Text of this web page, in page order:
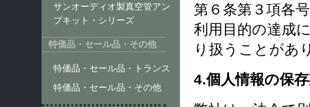
第６条第３項各
利用目的の達成
り扱うことがあ
4.個人情報の保
サンオーディオ製真空管アン
プキット・シリーズ
特価品・セール品・その他
特価品・セール品・トランス
特価品・セール品・その他